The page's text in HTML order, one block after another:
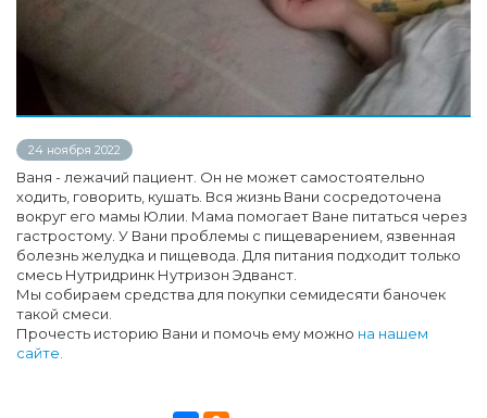
24 ноября 2022
Ваня - лежачий пациент. Он не может самостоятельно
ходить, говорить, кушать. Вся жизнь Вани сосредоточена
вокруг его мамы Юлии. Мама помогает Ване питаться через
гастростому. У Вани проблемы с пищеварением, язвенная
болезнь желудка и пищевода. Для питания подходит только
смесь Нутридринк Нутризон Эдванст.
Мы собираем средства для покупки семидесяти баночек
такой смеси.
Прочесть историю Вани и помочь ему можно на нашем
сайте.